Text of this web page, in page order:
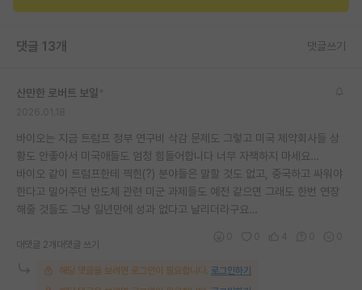
댓글 13개 댓글쓰기
산만한 로버트 보일
바이오는 지금 트럼프 정부 연구비 삭감 문제도 그렇고 미국 제약회사들 상
황도 안좋아서 미국애들도 엄청 힘들어합니다 너무 자책하지 마세요…
바이오 같이 트럼프한테 찍힌(?) 분야들은 말할 것도 없고, 중국하고 싸워야
한다고 밀어주던 반도체 관련 미군 과제들도 예전 같으면 그래도 한번 연장
해줄 것들도 그냥 일년만에 성과 없다고 날리더라구요…
대댓글 2개 대댓글 쓰기
해당 댓글을 보려면 로그인이 필요합니다. 로그인하기